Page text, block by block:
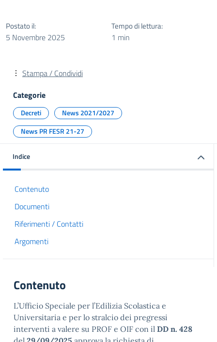
Postato il:
5 Novembre 2025
Tempo di lettura:
1 min
Stampa / Condividi
Categorie
Decreti
News 2021/2027
News PR FESR 21-27
Indice
Contenuto
Documenti
Riferimenti / Contatti
Argomenti
Contenuto
L’Ufficio Speciale per l’Edilizia Scolastica e
Universitaria e per lo stralcio dei pregressi
interventi a valere su PROF e OIF con il DD n. 428